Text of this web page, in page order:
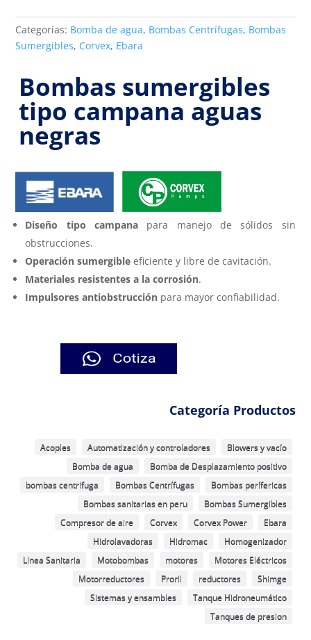
Categorías: Bomba de agua, Bombas Centrífugas, Bombas
Sumergibles, Corvex, Ebara
Bombas sumergibles
tipo campana aguas
negras
Diseño tipo campana para manejo de sólidos sin
obstrucciones.
Operación sumergible eficiente y libre de cavitación.
Materiales resistentes a la corrosión.
Impulsores antiobstrucción para mayor confiabilidad.
Categoría Productos
Acoples Automatización y controladores
Blowers y vacío
Bomba de agua
Bomba de Desplazamiento positivo
bombas centrifuga
Bombas Centrífugas
Bombas perífericas
Bombas sanitarias en peru
Bombas Sumergibles
Compresor de aire
Corvex Corvex Power
Ebara
Hidrolavadoras
Hidromac
Homogenizador
Linea Sanitaria
Motobombas motores
Motores Eléctricos
Motorreductores
Proril reductores
Shimge
Sistemas y ensambles
Tanque Hidroneumático
Tanques de presion